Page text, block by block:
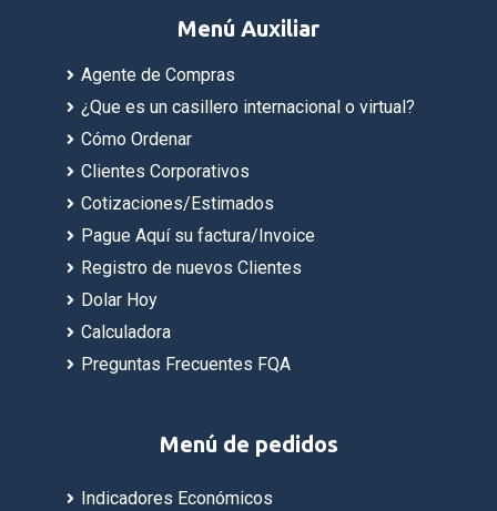
Menú Auxiliar
Agente de Compras
¿Que es un casillero internacional o virtual?
Cómo Ordenar
Clientes Corporativos
Cotizaciones/Estimados
Pague Aquí su factura/Invoice
Registro de nuevos Clientes
Dolar Hoy
Calculadora
Preguntas Frecuentes FQA
Menú de pedidos
Indicadores Económicos